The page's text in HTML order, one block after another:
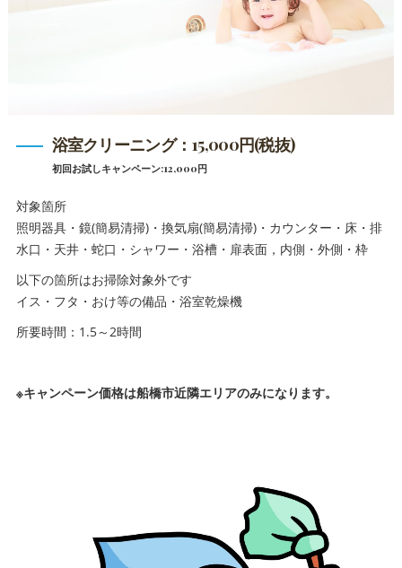
浴室クリーニング：15,000円(税抜)
初回お試しキャンペーン:12,000円
対象箇所
照明器具・鏡(簡易清掃)・換気扇(簡易清掃)・カウンター・床・排
水口・天井・蛇口・シャワー・浴槽・扉表面，内側・外側・枠
以下の箇所はお掃除対象外です
イス・フタ・おけ等の備品・浴室乾燥機
所要時間：1.5～2時間
※キャンペーン価格は船橋市近隣エリアのみになります。